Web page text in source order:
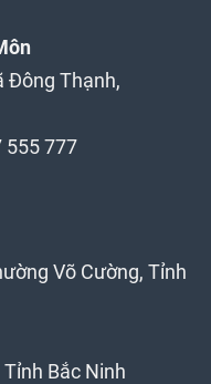
Đông Thạnh,
555 777
Võ Cường, Tỉnh
Bắc Ninh